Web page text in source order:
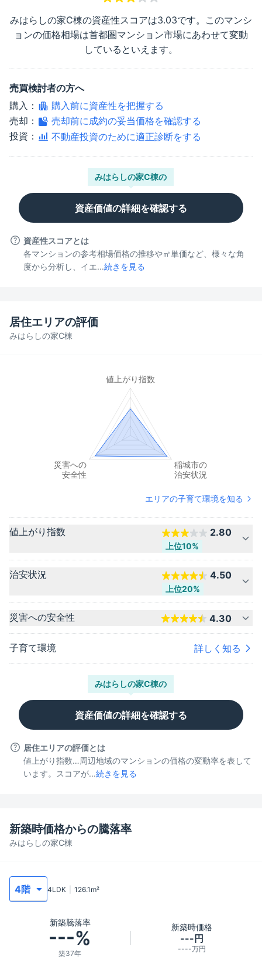
みはらしの家C棟の資産性スコアは3.03です。このマンシ
ョンの価格相場は首都圏マンション市場にあわせて変動
しているといえます。
売買検討者の方へ
購入：
購入前に資産性を把握する
売却：
売却前に成約の妥当価格を確認する
投資：
不動産投資のために適正診断をする
みはらしの家C棟の
資産価値の詳細を確認する
資産性スコアとは
各マンションの参考相場価格の推移や㎡単価など、様々な角
度から分析し、イエ...続きを見る
みはらしの家C棟
居住エリアの評価
エリアの子育て環境を知る
値上がり指数 2.80
上位10%
治安状況 4.50
上位20%
災害への安全性 4.30
子育て環境 詳しく知る
みはらしの家C棟の
資産価値の詳細を確認する
居住エリアの評価とは
値上がり指数…周辺地域のマンションの価格の変動率を表して
います。スコアが...続きを見る
みはらしの家C棟
新築時価格からの騰落率
4LDK 126.1 m²
新築騰落率
---%
築37年
新築時価格
---円
----万円